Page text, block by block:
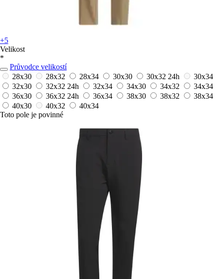
+5
Velikost
*
Průvodce velikostí
28x30
28x32 28x34 30x30 30x32 24h
30x34
32x30
32x32 24h 32x34 34x30 34x32
34x34
36x30
36x32 24h 36x34 38x30 38x32
38x34
40x30
40x32
40x34
Toto pole je povinné